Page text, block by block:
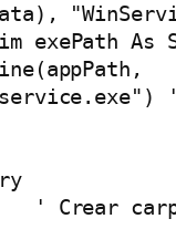
'